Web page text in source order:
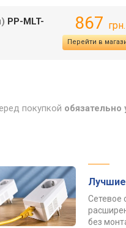
PP-MLT-
867 грн.
Перейти в
покупкой
Сетевое
без